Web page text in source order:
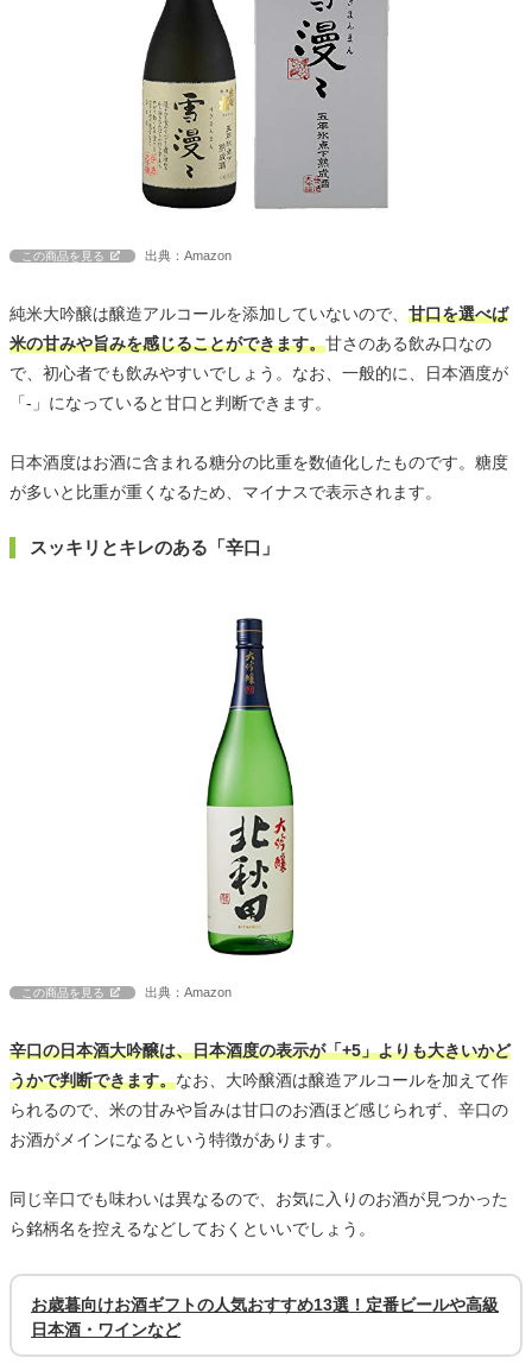
この商品を見る 出典：Amazon
純米大吟醸は醸造アルコールを添加していないので、 甘口を選べば
米の甘みや旨みを感じることができます。甘さのある飲み口なの
で、初心者でも飲みやすいでしょう。なお、一般的に、日本酒度が
「-」になっていると甘口と判断できます。
日本酒度はお酒に含まれる糖分の比重を数値化したものです。糖度
が多いと比重が重くなるため、マイナスで表示されます。
スッキリとキレのある「辛口」
この商品を見る 出典：Amazon
辛口の日本酒大吟醸は、日本酒度の表示が「+5」よりも大きいかど
うかで判断できます。なお、大吟醸酒は醸造アルコールを加えて作
られるので、米の甘みや旨みは甘口のお酒ほど感じられず、辛口の
お酒がメインになるという特徴があります。
同じ辛口でも味わいは異なるので、お気に入りのお酒が見つかった
ら銘柄名を控えるなどしておくといいでしょう。
お歳暮向けお酒ギフトの人気おすすめ13選！定番ビールや高級
日本酒・ワインなど